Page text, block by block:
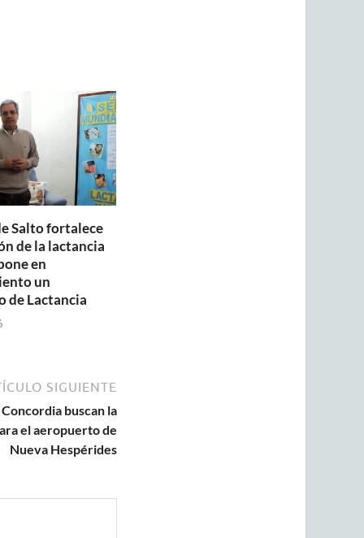
Salto fortalece
de la lactancia
en
un
de Lactancia
SIGUIENTE
buscan la
el aeropuerto de
Nueva Hespérides